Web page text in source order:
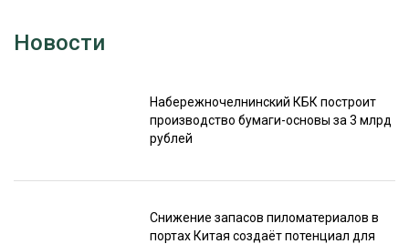
Новости
Набережночелнинский КБК построит
производство бумаги-основы за 3 млрд
рублей
Снижение запасов пиломатериалов в
портах Китая создаёт потенциал для